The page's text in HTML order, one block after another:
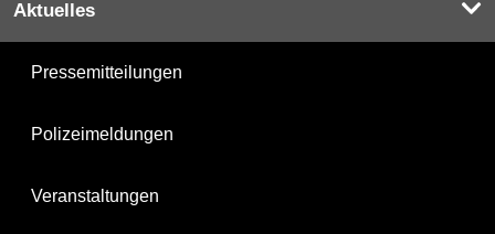
Aktuelles
Pressemitteilungen
Polizeimeldungen
Veranstaltungen